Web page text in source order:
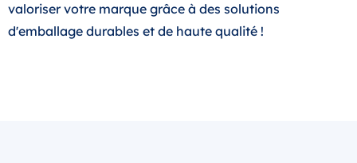
valoriser votre marque grâce à des solutions
d'emballage durables et de haute qualité !